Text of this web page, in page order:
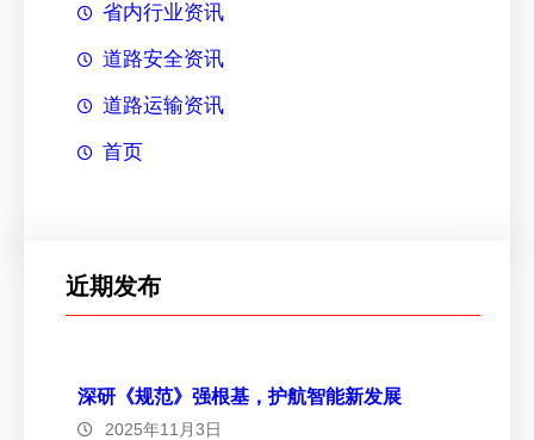
省内行业资讯
道路安全资讯
道路运输资讯
首页
近期发布
深研《规范》强根基，护航智能新发展
2025年11月3日